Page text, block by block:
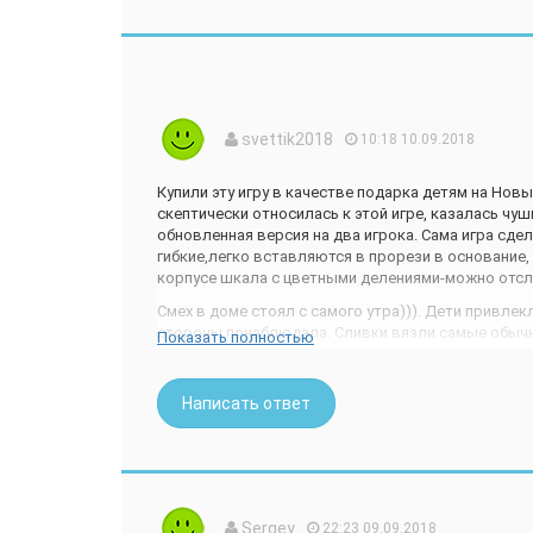
svettik2018 10:18 10.09.2018
Купили эту игру в качестве подарка детям на
скептически относилась к этой игре, казалась
обновленная версия на два игрока. Сама игра
гибкие,легко вставляются в прорези в
корпусе шкала с цветными делениями-можно
Смех в доме стоял с самого утра))). Дети
стороны понаблюдала. Сливки вязли самые
взбитыми сливками "прилетела" в лицо
комплексе. Думаю, что именно на два игрока
хотелось бы,что самому себе припечатывать
Показать полностью
Написать ответ
Sergey 22:23 09.09.2018